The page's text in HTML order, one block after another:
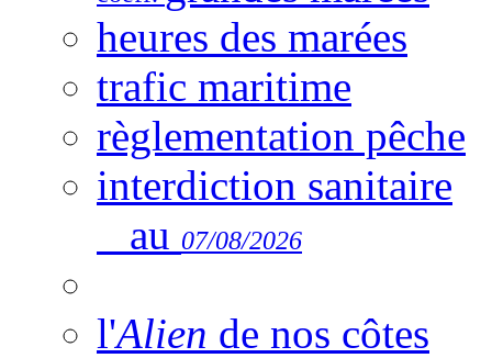
heures des marées
trafic maritime
règlementation pêche
interdiction sanitaire
au 07/08/2026
l'Alien de nos côtes